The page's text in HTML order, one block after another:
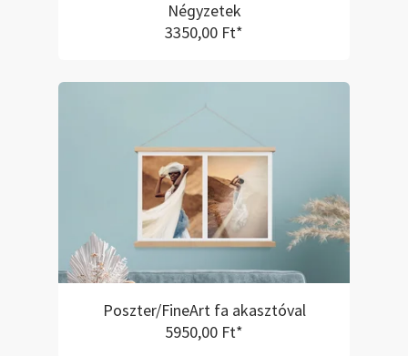
Négyzetek
3350,00 Ft*
Poszter/FineArt fa akasztóval
5950,00 Ft*